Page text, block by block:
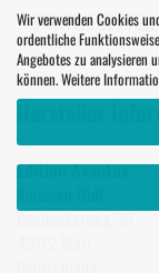
Wir verwenden Cookies
ordentliche
Angebotes zu analysieren
können. Weitere
PROBESEITEN
Hersteller
Edition Avantus
Bachackerweg 39